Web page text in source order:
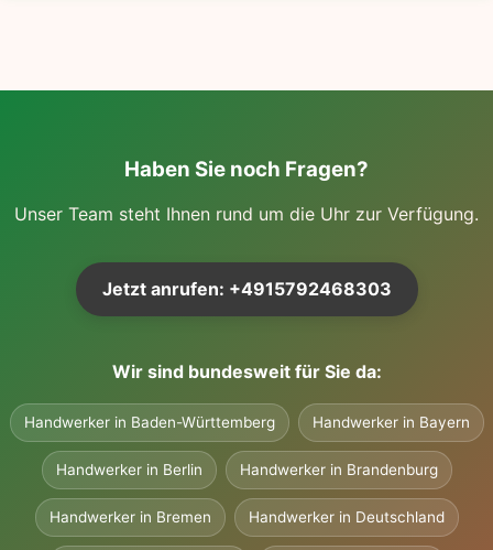
Haben Sie noch Fragen?
Unser Team steht Ihnen rund um die Uhr zur Verfügung.
Jetzt anrufen: +4915792468303
Wir sind bundesweit für Sie da:
Handwerker in Baden-Württemberg Handwerker in Bayern
Handwerker in Berlin Handwerker in Brandenburg
Handwerker in Bremen Handwerker in Deutschland